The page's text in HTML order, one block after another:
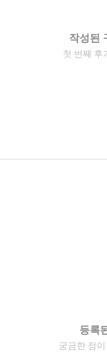
작성된
첫 번째 후
등록
궁금한 점